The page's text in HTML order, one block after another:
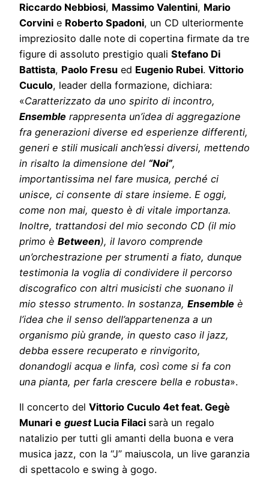
Riccardo Nebbiosi, Massimo Valentini, Mario
Corvini e Roberto Spadoni, un CD ulteriormente
impreziosito dalle note di copertina firmate da tre
figure di assoluto prestigio quali Stefano Di
Battista, Paolo Fresu ed Eugenio Rubei. Vittorio
Cuculo, leader della formazione, dichiara:
«Caratterizzato da uno spirito di incontro,
Ensemble rappresenta un’idea di aggregazione
fra generazioni diverse ed esperienze differenti,
generi e stili musicali anch’essi diversi, mettendo
in risalto la dimensione del “Noi”,
importantissima nel fare musica, perché ci
unisce, ci consente di stare insieme. E oggi,
come non mai, questo è di vitale importanza.
Inoltre, trattandosi del mio secondo CD (il mio
primo è Between), il lavoro comprende
un’orchestrazione per strumenti a fiato, dunque
testimonia la voglia di condividere il percorso
discografico con altri musicisti che suonano il
mio stesso strumento. In sostanza, Ensemble è
l’idea che il senso dell’appartenenza a un
organismo più grande, in questo caso il jazz,
debba essere recuperato e rinvigorito,
donandogli acqua e linfa, così come si fa con
una pianta, per farla crescere bella e robusta».
Il concerto del Vittorio Cuculo 4et feat. Gegè
Munari e guest Lucia Filaci sarà un regalo
natalizio per tutti gli amanti della buona e vera
musica jazz, con la “J” maiuscola, un live garanzia
di spettacolo e swing à gogo.